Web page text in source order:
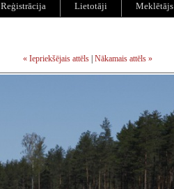
Reģistrācija Lietotāji Meklētājs
« Iepriekšējais attēls| Nākamais attēls »